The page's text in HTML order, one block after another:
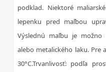
podklad. Niektoré
lepenku pred maľbou
Výslednú maľbu je možno
alebo metalického laku. Pre
30°C.Trvanlivosť: podľa